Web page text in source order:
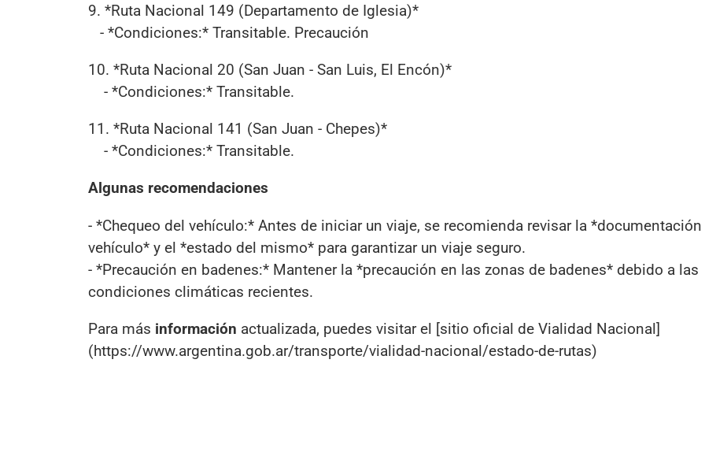
9. *Ruta Nacional 149 (Departamento de Iglesia)*
- *Condiciones:* Transitable. Precaución
10. *Ruta Nacional 20 (San Juan - San Luis, El Encón)*
- *Condiciones:* Transitable.
11. *Ruta Nacional 141 (San Juan - Chepes)*
- *Condiciones:* Transitable.
Algunas recomendaciones
- *Chequeo del vehículo:* Antes de iniciar un viaje, se recomienda revisar la
vehículo* y el *estado del mismo* para garantizar un viaje seguro.
- *Precaución en badenes:* Mantener la *precaución en las zonas de badenes* debido a las
condiciones climáticas recientes.
Para más información actualizada, puedes visitar el [sitio oficial de Vialidad Nacional]
(https://www.argentina.gob.ar/transporte/vialidad-nacional/estado-de-rutas)